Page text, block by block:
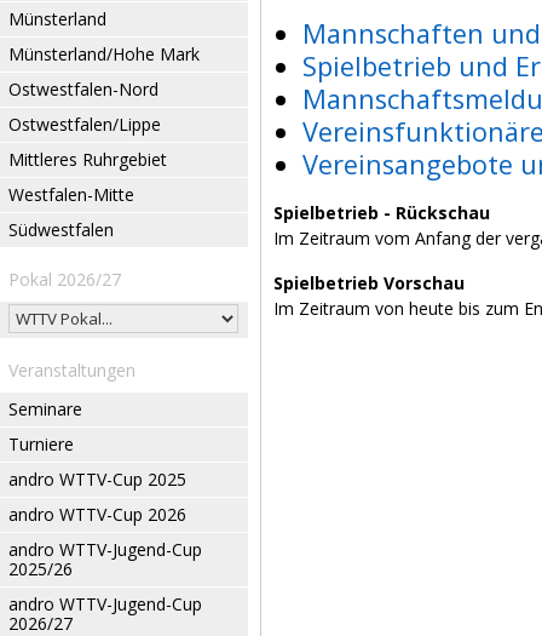
Münsterland
Münsterland/Hohe Mark
Ostwestfalen-Nord
Ostwestfalen/Lippe
Mittleres Ruhrgebiet
Westfalen-Mitte
Südwestfalen
Pokal 2026/27
Veranstaltungen
Seminare
Turniere
andro WTTV-Cup 2025
andro WTTV-Cup 2026
andro WTTV-Jugend-Cup
2025/26
andro WTTV-Jugend-Cup
2026/27
Mannschaften
Spielbetrieb und
Vereinsangebote
Spielbetrieb - Rückschau
Im Zeitraum vom Anfang der
Spielbetrieb Vorschau
Im Zeitraum von heute bis zum